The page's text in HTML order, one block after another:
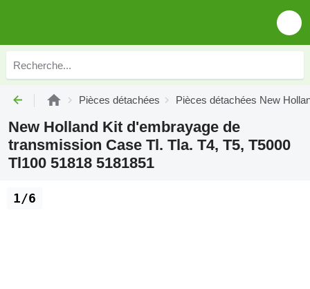
Pièces détachées Pièces détachées New
New Holland Kit d'embrayage de
transmission Case Tl. Tla. T4, T5, T5000
Tl100 51818 5181851
1/6